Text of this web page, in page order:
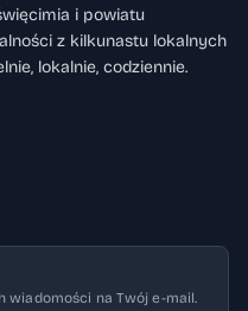
i powiatu
z kilkunastu lokalnych
lokalnie, codziennie.
wiadomości na Twój e-mail.